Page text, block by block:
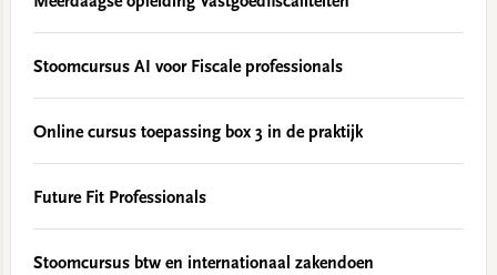
Stoomcursus AI voor Fiscale professionals
Online cursus toepassing box 3 in de praktijk
Future Fit Professionals
Stoomcursus btw en internationaal zakendoen